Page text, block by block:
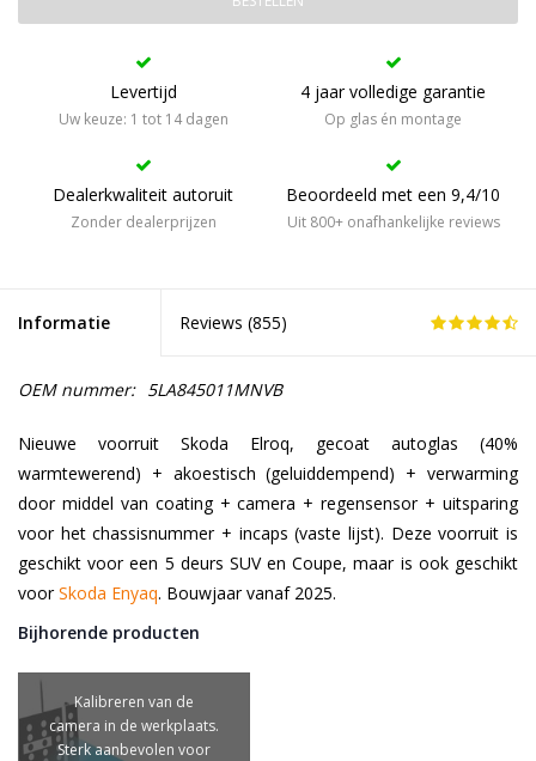
Levertijd
Uw keuze: 1 tot 14 dagen
4 jaar volledige garantie
Op glas én montage
Dealerkwaliteit autoruit
Zonder dealerprijzen
Beoordeeld met een 9,4/10
Uit 800+ onafhankelijke reviews
Informatie Reviews (855)
OEM nummer: 5LA845011MNVB
Nieuwe voorruit Skoda Elroq, gecoat autoglas (40%
warmtewerend) + akoestisch (geluiddempend) + verwarming
door middel van coating + camera + regensensor + uitsparing
voor het chassisnummer + incaps (vaste lijst). Deze voorruit is
geschikt voor een 5 deurs SUV en Coupe, maar is ook geschikt
voorSkoda Enyaq. Bouwjaar vanaf 2025.
Bijhorende producten
Kalibreren van de
camera in de werkplaats.
Sterk aanbevolen voor